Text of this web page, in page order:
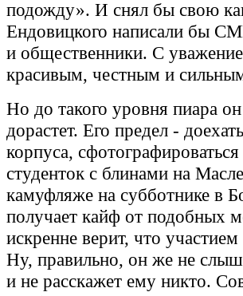
подожду». И снял бы свою
Ендовицкого написали бы
и общественники. С
красивым, честным и
Но до такого уровня пиара
дорастет. Его предел -
корпуса,
студенток с блинами на
камуфляже на субботнике в
получает кайф от подобных
искренне верит, что
Ну, правильно, он же не
и не расскажет ему никто.